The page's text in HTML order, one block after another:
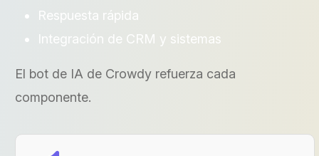
Respuesta rápida
Integración de CRM y sistemas
El bot de IA de Crowdy refuerza cada
componente.